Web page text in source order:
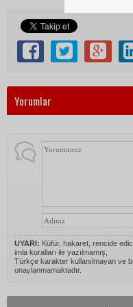
Yorumlar
UYARI: Küfür, hakaret, rencide
imla kuralları ile yazılmamış,
Türkçe karakter kullanılmayan ve
onaylanmamaktadır.